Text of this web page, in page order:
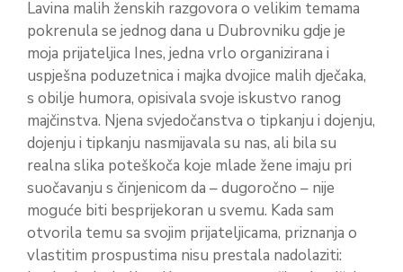
Lavina malih ženskih razgovora o velikim temama
pokrenula se jednog dana u Dubrovniku gdje je
moja prijateljica Ines, jedna vrlo organizirana i
uspješna poduzetnica i majka dvojice malih dječaka,
s obilje humora, opisivala svoje iskustvo ranog
majčinstva. Njena svjedočanstva o tipkanju i dojenju,
dojenju i tipkanju nasmijavala su nas, ali bila su
realna slika poteškoča koje mlade žene imaju pri
suočavanju s činjenicom da – dugoročno – nije
moguće biti besprijekoran u svemu. Kada sam
otvorila temu sa svojim prijateljicama, priznanja o
vlastitim prospustima nisu prestala nadolaziti: